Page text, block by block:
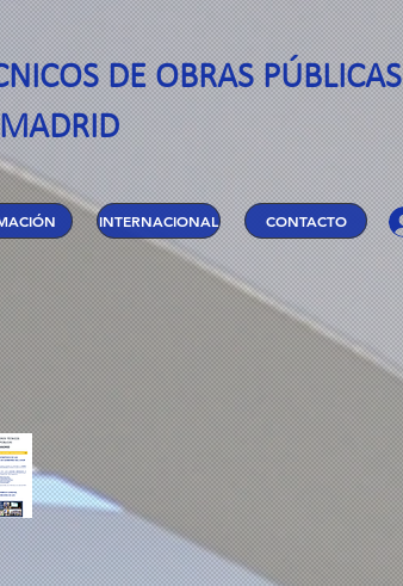
DE OBRAS PÚBLICAS
INTERNACIONAL CONTACTO